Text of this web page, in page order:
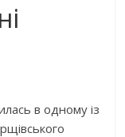
в одному із